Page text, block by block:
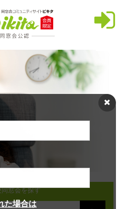
た場合は
同窓会を探す